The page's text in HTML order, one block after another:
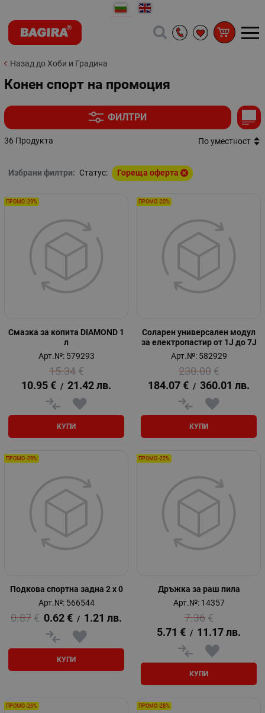
Назад до Хоби и Градина
Конен спорт на промоция
ФИЛТРИ
36 Продукта По уместност
Избрани филтри: Статус: Гореща оферта
Смазка за копита DIAMOND 1
л
Арт.№: 579293
15.34 €
10.95 € / 21.42 лв.
КУПИ
ПРОМО -29%
Соларен универсален модул
за електропастир oт 1J до 7J
Арт.№: 582929
230.00 €
184.07 € / 360.01 лв.
КУПИ
ПРОМО -20%
Подкова спортна задна 2 x 0
Арт.№: 566544
0.87 € 0.62 € / 1.21 лв.
КУПИ
ПРОМО -29%
Дръжка за раш пила
Арт.№: 14357
7.36 €
5.71 € / 11.17 лв.
КУПИ
ПРОМО -22%
ПРОМО -26% ПРОМО -28%